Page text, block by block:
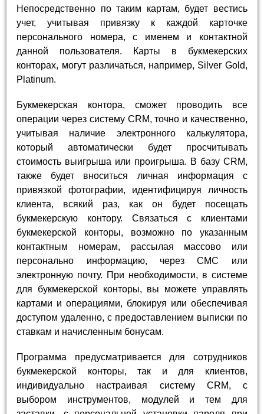
Непосредственно по таким картам, будет вестись
учет, учитывая привязку к каждой карточке
персонального номера, с именем и контактной
данной пользователя. Карты в букмекерских
конторах, могут различаться, например, Silver Gold,
Platinum.
Букмекерская контора, сможет проводить все
операции через систему CRM, точно и качественно,
учитывая наличие электронного калькулятора,
который автоматически будет просчитывать
стоимость выигрыша или проигрыша. В базу CRM,
также будет вноситься личная информация с
привязкой фотографии, идентифицируя личность
клиента, всякий раз, как он будет посещать
букмекерскую контору. Связаться с клиентами
букмекерской конторы, возможно по указанным
контактным номерам, рассылая массово или
персонально информацию, через СМС или
электронную почту. При необходимости, в системе
для букмекерской конторы, вы можете управлять
картами и операциями, блокируя или обеспечивая
доступом удаленно, с предоставлением выписки по
ставкам и начисленным бонусам.
Программа предусматривается для сотрудников
букмекерской конторы, так и для клиентов,
индивидуально настраивая систему CRM, c
выбором инструментов, модулей и тем для